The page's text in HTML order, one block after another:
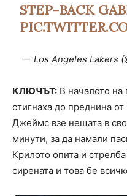
STEP-BACK
— Los Angeles Lakers
КЛЮЧЪТ: В началото на
стигнаха до преднина
Джеймс взе нещата в
минути, за да намали
Крилото опита и
сирената и това бе